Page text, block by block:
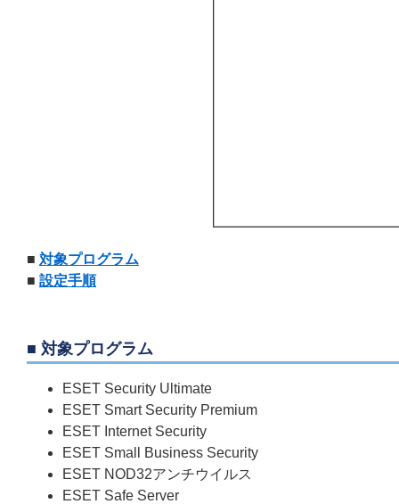
■ 対象プログラム
■ 設定手順
■ 対象プログラム
ESET Security Ultimate
ESET Smart Security Premium
ESET Internet Security
ESET Small Business Security
ESET NOD32アンチウイルス
ESET Safe Server